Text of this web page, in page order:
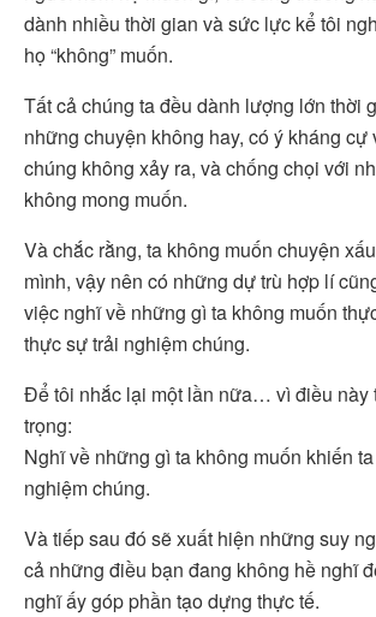
dành nhiều thời gian và sức lực kể tôi
họ “không” muốn.
Tất cả chúng ta đều dành lượng lớn thời
những chuyện không hay, có ý kháng cự
chúng không xảy ra, và chống chọi với
không mong muốn.
Và chắc rằng, ta không muốn chuyện
mình, vậy nên có những dự trù hợp lí
việc nghĩ về những gì ta không muốn
thực sự trải nghiệm chúng.
Để tôi nhắc lại một lần nữa… vì điều này
trọng:
Nghĩ về những gì ta không muốn khiến
nghiệm chúng.
Và tiếp sau đó sẽ xuất hiện những suy
cả những điều bạn đang không hề nghĩ
nghĩ ấy góp phần tạo dựng thực tế.